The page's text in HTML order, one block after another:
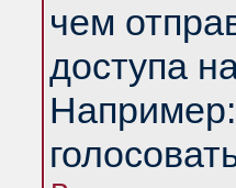
чем
доступа